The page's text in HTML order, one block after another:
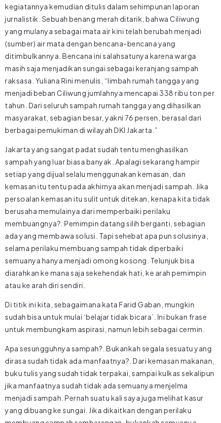
kegiatannya kemudian ditulis dalam sehimpunan laporan
jurnalistik. Sebuah benang merah ditarik, bahwa Ciliwung
yang mulanya sebagai mata air kini telah berubah menjadi
(sumber) air mata dengan bencana-bencana yang
ditimbulkannya. Bencana ini salahsatunya karena warga
masih saja menjadikan sungai sebagai keranjang sampah
raksasa. Yuliana Rini menulis, “limbah rumah tangga yang
menjadi beban Ciliwung jumlahnya mencapai 338 ribu ton per
tahun. Dari seluruh sampah rumah tangga yang dihasilkan
masyarakat, sebagian besar, yakni 76 persen, berasal dari
berbagai pemukiman di wilayah DKI Jakarta.”
Jakarta yang sangat padat sudah tentu menghasilkan
sampah yang luar biasa banyak. Apalagi sekarang hampir
setiap yang dijual selalu menggunakan kemasan, dan
kemasan itu tentu pada akhirnya akan menjadi sampah. Jika
persoalan kemasan itu sulit untuk ditekan, kenapa kita tidak
berusaha memulainya dari memperbaiki perilaku
membuangnya?. Pemimpin datang silih berganti, sebagian
ada yang membawa solusi. Tapi sehebat apa pun solusinya,
selama perilaku membuang sampah tidak diperbaiki
semuanya hanya menjadi omong kosong. Telunjuk bisa
diarahkan ke mana saja sekehendak hati, ke arah pemimpin
atau ke arah diri sendiri.
Di titik ini kita, sebagaimana kata Farid Gaban, mungkin
sudah bisa untuk mulai ‘belajar tidak bicara’. Ini bukan frase
untuk membungkam aspirasi, namun lebih sebagai cermin.
Apa sesungguhnya sampah?. Bukankah segala sesuatu yang
dirasa sudah tidak ada manfaatnya?. Dari kemasan makanan,
buku tulis yang sudah tidak terpakai, sampai kulkas sekalipun
jika manfaatnya sudah tidak ada semuanya menjelma
menjadi sampah. Pernah suatu kali saya juga melihat kasur
yang dibuang ke sungai. Jika dikaitkan dengan perilaku